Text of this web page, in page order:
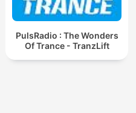
PulsRadio : The Wonders
Of Trance - TranzLift